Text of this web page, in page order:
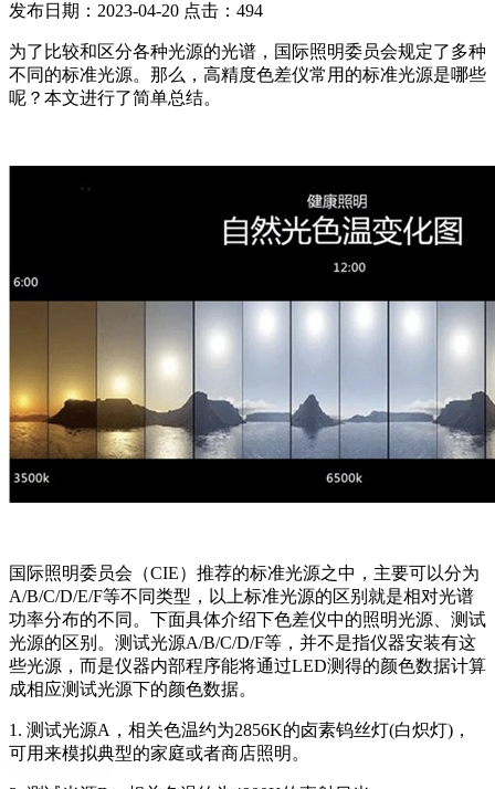
发布日期：2023-04-20 点击：494
为了比较和区分各种光源的光谱，国际照明委员会规定了多种
不同的标准光源。那么，高精度色差仪常用的标准光源是哪些
呢？本文进行了简单总结。
国际照明委员会（CIE）推荐的标准光源之中，主要可以分为
A/B/C/D/E/F等不同类型，以上标准光源的区别就是相对光谱
功率分布的不同。下面具体介绍下色差仪中的照明光源、测试
光源的区别。测试光源A/B/C/D/F等，并不是指仪器安装有这
些光源，而是仪器内部程序能将通过LED测得的颜色数据计算
成相应测试光源下的颜色数据。
1. 测试光源A，相关色温约为2856K的卤素钨丝灯(白炽灯)，
可用来模拟典型的家庭或者商店照明。